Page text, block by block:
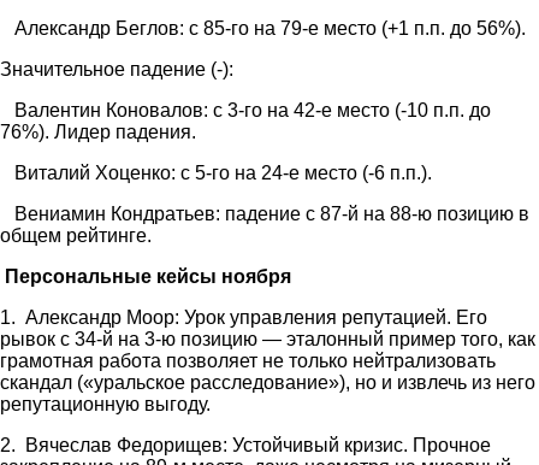
Александр Беглов: с 85-го на 79-е место (+1 п.п. до 56%).
Значительное падение (-):
Валентин Коновалов: с 3-го на 42-е место (-10 п.п. до
76%). Лидер падения.
Виталий Хоценко: с 5-го на 24-е место (-6 п.п.).
Вениамин Кондратьев: падение с 87-й на 88-ю позицию в
общем рейтинге.
Персональные кейсы ноября
1. Александр Моор: Урок управления репутацией. Его
рывок с 34-й на 3-ю позицию — эталонный пример того, как
грамотная работа позволяет не только нейтрализовать
скандал («уральское расследование»), но и извлечь из него
репутационную выгоду.
2. Вячеслав Федорищев: Устойчивый кризис. Прочное